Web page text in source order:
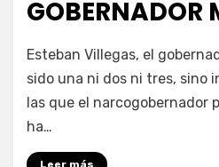
GOBERNADOR
por Fernando Miranda Servín
Esteban Villegas, el
sido una ni dos ni tres, sino
las que el narcogobernador
ha…
Leer más